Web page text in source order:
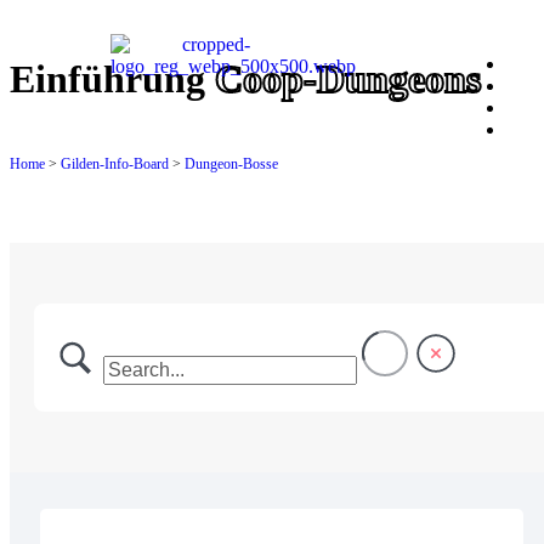
EinführungCoop-Dungeons
Home > Gilden-Info-Board > Dungeon-Bosse